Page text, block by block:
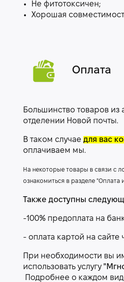
Не фитотоксичен;
Хорошая
Оплата
Большинство товаров из
отделении Новой почты.
В таком случае для вас
оплачиваем мы.
На некоторые товары в связи с
ознакомиться в разделе "Оплата
Также доступны
-100% предоплата на
- оплата картой на
При необходимости вы
использовать услугу
Подробнее о каждом